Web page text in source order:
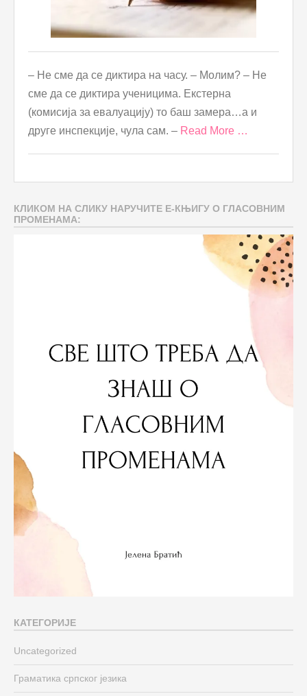
– Не сме да се диктира на часу. – Молим? – Не
сме да се диктира ученицима. Екстерна
(комисија за евалуацију) то баш замера…а и
друге инспекције, чула сам. – Read More …
КЛИКОМ НА СЛИКУ НАРУЧИТЕ Е-КЊИГУ О ГЛАСОВНИМ
ПРОМЕНАМА:
КАТЕГОРИЈЕ
Uncategorized
Граматика српског језика